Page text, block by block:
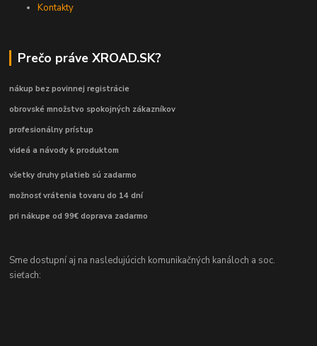
Kontakty
Prečo práve XROAD.SK?
nákup bez povinnej registrácie
obrovské množstvo spokojných zákazníkov
profesionálny prístup
videá a návody k produktom
všetky druhy platieb sú zadarmo
možnosť vrátenia tovaru do 14 dní
pri nákupe od 99€ doprava zadarmo
Sme dostupní aj na nasledujúcich komunikačných kanáloch a soc.
sieťach: